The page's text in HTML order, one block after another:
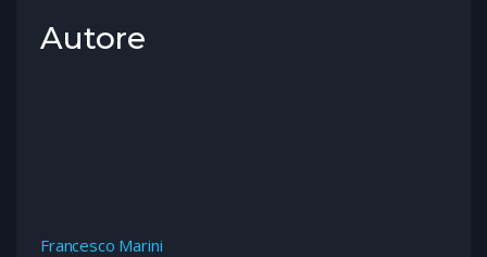
Autore
Francesco Marini